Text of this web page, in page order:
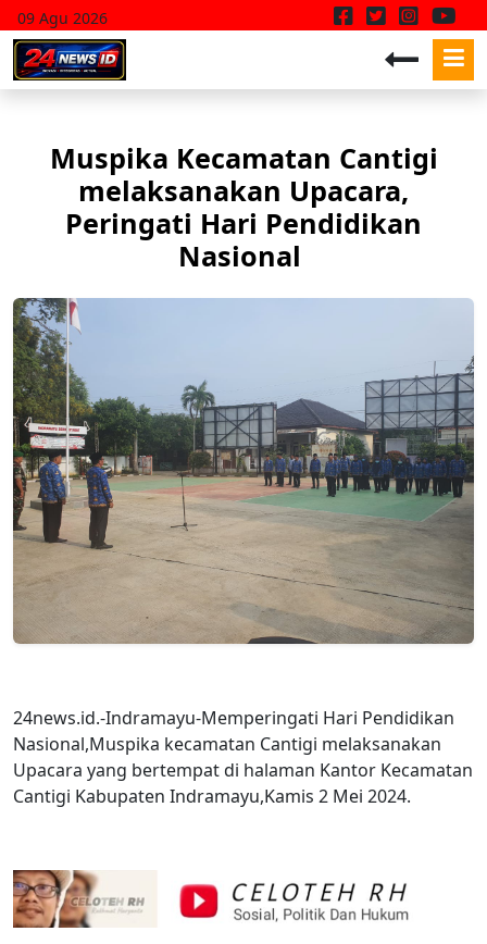
09 Agu 2026
Muspika Kecamatan Cantigi
melaksanakan Upacara,
Peringati Hari Pendidikan
Nasional
24news.id.-Indramayu-Memperingati Hari Pendidikan
Nasional,Muspika kecamatan Cantigi melaksanakan
Upacara yang bertempat di halaman Kantor Kecamatan
Cantigi Kabupaten Indramayu,Kamis 2 Mei 2024.